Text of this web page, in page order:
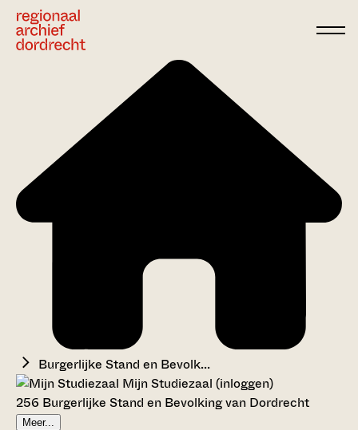
Burgerlijke Stand en Bevolk...
Mijn Studiezaal (inloggen)
256 Burgerlijke Stand en Bevolking van Dordrecht
Meer...